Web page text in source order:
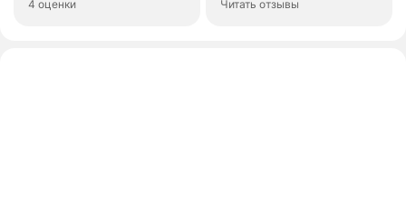
4 оценки Читать отзывы